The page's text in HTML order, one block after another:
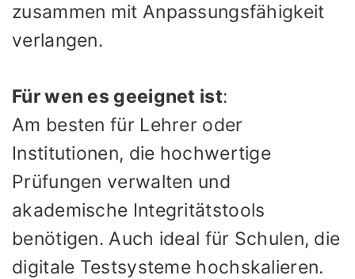
zusammen mit Anpassungsfähigkeit
verlangen.
Für wen es geeignet ist:
Am besten für Lehrer oder
Institutionen, die hochwertige
Prüfungen verwalten und
akademische Integritätstools
benötigen. Auch ideal für Schulen, die
digitale Testsysteme hochskalieren.